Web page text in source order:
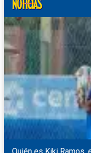
Quién es Kiki Ramos,